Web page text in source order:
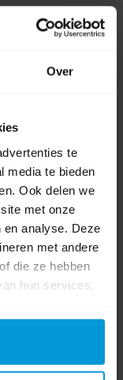
Over
te
media te bieden
Ook delen we
met onze
analyse. Deze
met andere
die ze hebben
hun services.
167762 (1)
beoordeling